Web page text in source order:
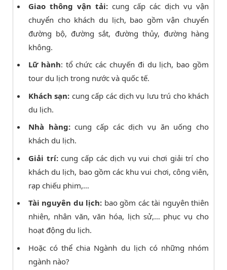
Giao thông vận tải: cung cấp các dịch vụ vận
chuyển cho khách du lịch, bao gồm vận chuyển
đường bộ, đường sắt, đường thủy, đường hàng
không.
Lữ hành: tổ chức các chuyến đi du lịch, bao gồm
tour du lịch trong nước và quốc tế.
Khách sạn: cung cấp các dịch vụ lưu trú cho khách
du lịch.
Nhà hàng:cung cấp các dịch vụ ăn uống cho
khách du lịch.
Giải trí:cung cấp các dịch vụ vui chơi giải trí cho
khách du lịch, bao gồm các khu vui chơi, công viên,
rạp chiếu phim,…
Tài nguyên du lịch: bao gồm các tài nguyên thiên
nhiên, nhân văn, văn hóa, lịch sử,… phục vụ cho
hoạt động du lịch.
Hoặc có thể chia Ngành du lịch có những nhóm
ngành nào?